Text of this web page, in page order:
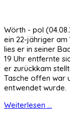
Wörth - pol
ein 22-jähriger am
lies er in seiner
19 Uhr entfernte
er zurückkam
Tasche offen war
entwendet wurde.
Weiterlesen ...